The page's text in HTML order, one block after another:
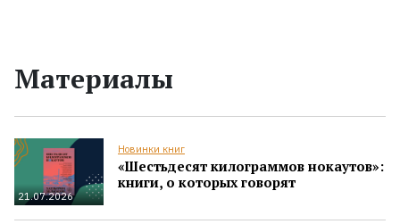
Материалы
21.07.2026
Новинки книг
«Шестьдесят килограммов нокаутов»:
книги, о которых говорят